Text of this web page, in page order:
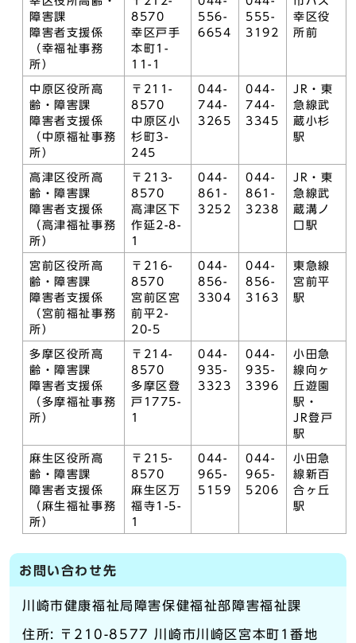
障害課
障害者支援係
（幸福祉事務
所）
8570
幸区戸手
本町1-
11-1
556-
6654
555-
3192
幸区役
所前
中原区役所高
齢・障害課
障害者支援係
（中原福祉事務
所）
〒211-
8570
中原区小
杉町3-
245
044-
744-
3265
044-
744-
3345
JR・東
急線武
蔵小杉
駅
高津区役所高
齢・障害課
障害者支援係
（高津福祉事務
所）
〒213-
8570
高津区下
作延2-8-
1
044-
861-
3252
044-
861-
3238
JR・東
急線武
蔵溝ノ
口駅
宮前区役所高
齢・障害課
障害者支援係
（宮前福祉事務
所）
〒216-
8570
宮前区宮
前平2-
20-5
044-
856-
3304
044-
856-
3163
東急線
宮前平
駅
多摩区役所高
齢・障害課
障害者支援係
（多摩福祉事務
所）
〒214-
8570
多摩区登
戸1775-
1
044-
935-
3323
044-
935-
3396
小田急
線向ヶ
丘遊園
駅・
JR登戸
駅
麻生区役所高
齢・障害課
障害者支援係
（麻生福祉事務
所）
〒215-
8570
麻生区万
福寺1-5-
1
044-
965-
5159
044-
965-
5206
小田急
線新百
合ヶ丘
駅
お問い合わせ先
川崎市健康福祉局障害保健福祉部障害福祉課
住所: 〒210-8577 川崎市川崎区宮本町1番地